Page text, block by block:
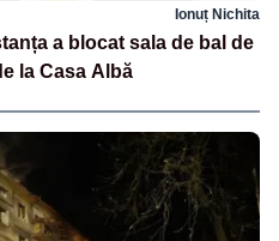
Ionuț Nichita
a blocat sala de bal de
la Casa Albă